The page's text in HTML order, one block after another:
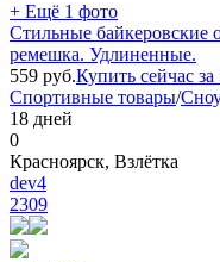
+ Ещё 1 фото
Стильные байкеровские
ремешка. Удлиненные.
559 руб.Купить сейчас за
Спортивные товары/
18 дней
0
Красноярск, Взлётка
dev4
2309